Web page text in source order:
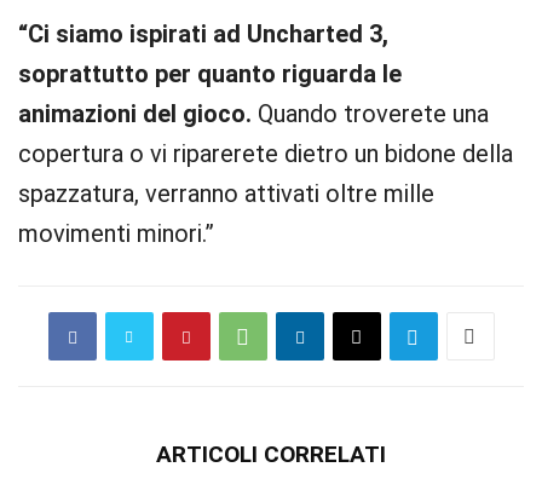
“Ci siamo ispirati ad Uncharted 3,
soprattutto per quanto riguarda le
animazioni del gioco. Quando troverete una
copertura o vi riparerete dietro un bidone della
spazzatura, verranno attivati oltre mille
movimenti minori.”
ARTICOLI CORRELATI